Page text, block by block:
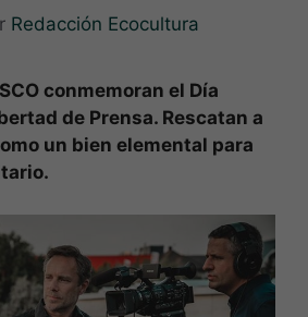
Redacción Ecocultura
conmemoran el Día
de Prensa. Rescatan a
un bien elemental para